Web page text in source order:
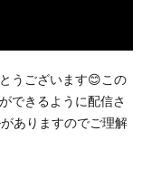
うございます😊この
できるように配信さ
ありますのでご理解